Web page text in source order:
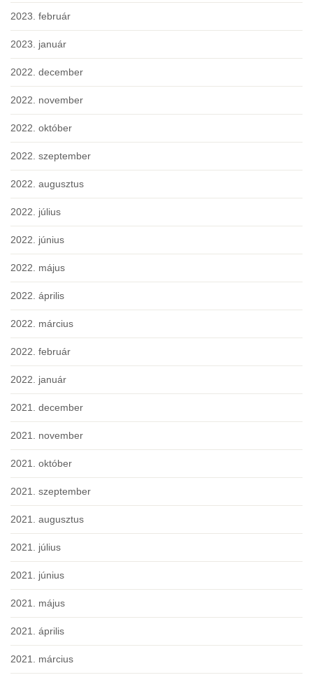
2023. február
2023. január
2022. december
2022. november
2022. október
2022. szeptember
2022. augusztus
2022. július
2022. június
2022. május
2022. április
2022. március
2022. február
2022. január
2021. december
2021. november
2021. október
2021. szeptember
2021. augusztus
2021. július
2021. június
2021. május
2021. április
2021. március